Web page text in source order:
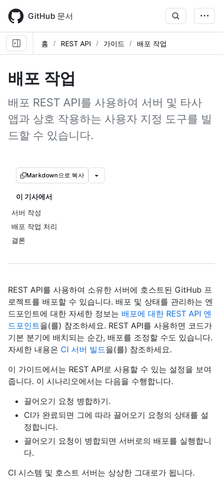
main
content
GitHub 문서
홈 REST API 가이드 배포 작업
배포 작업
배포 REST API를 사용하여 서버 및 타사
앱과 상호 작용하는 사용자 지정 도구를 빌
드할 수 있습니다.
Markdown으로 복사
이 기사에서
서버 작성
배포 작업 처리
결론
REST API를 사용하여 소유한 서버에 호스트된 GitHub 프
로젝트를 배포할 수 있습니다. 배포 및 상태를 관리하는 엔
드포인트에 대한 자세한 정보는 배포에 대한 REST API 엔
드포인트을(를) 참조하세요. REST API를 사용하면 코드가
기본 분기에 배치되는 순간, 배포를 조정할 수도 있습니다.
자세한 내용은 CI 서버 빌드을(를) 참조하세요.
이 가이드에서는 REST API로 사용할 수 있는 설정을 보여
줍니다. 이 시나리오에서는 다음을 수행합니다.
끌어오기 요청 병합하기.
CI가 완료되면 그에 따라 끌어오기 요청의 상태를 설
정합니다.
끌어오기 요청이 병합되면 서버로의 배포를 실행합니
다.
CI 시스템 및 호스트 서버는 상상한 그대로가 됩니다.